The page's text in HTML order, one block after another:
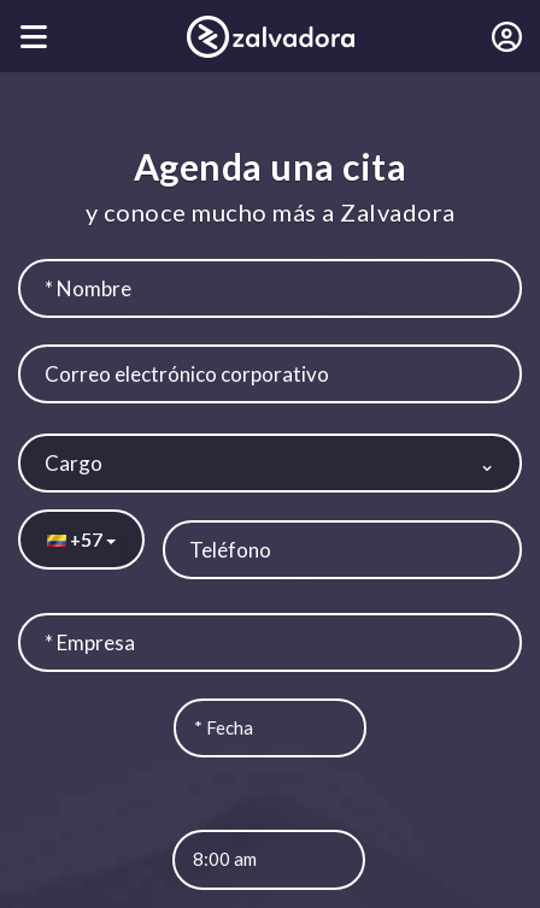
Agenda una cita
y conoce mucho más a Zalvadora
Cargo
+57
8:00 am